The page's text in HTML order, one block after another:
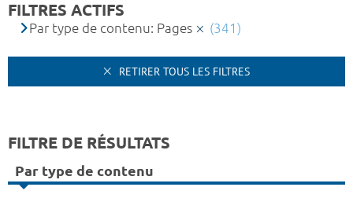
FILTRES ACTIFS
Par type de contenu: Pages (341)
RETIRER TOUS LES FILTRES
FILTRE DE RÉSULTATS
Par type de contenu